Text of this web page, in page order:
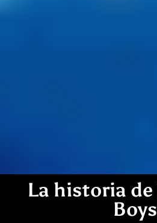
La historia
Boys